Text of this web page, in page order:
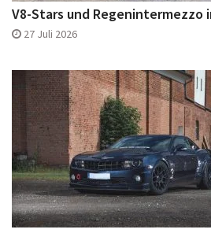
V8-Stars und Regenintermezzo
27 Juli 2026